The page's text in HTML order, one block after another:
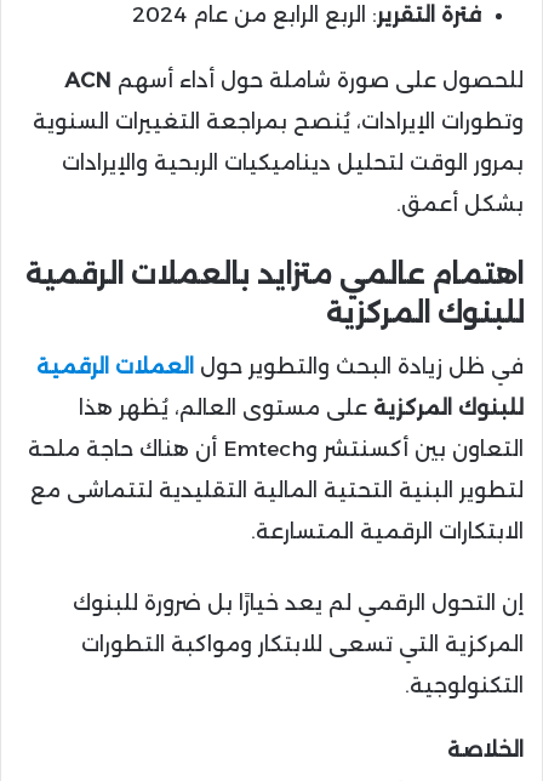
فترة التقرير: الربع الرابع من عام 2024
للحصول على صورة شاملة حول أداء أسهم ACN
وتطورات الإيرادات، يُنصح بمراجعة التغييرات السنوية
بمرور الوقت لتحليل ديناميكيات الربحية والإيرادات
بشكل أعمق.
اهتمام عالمي متزايد بالعملات الرقمية
للبنوك المركزية
في ظل زيادة البحث والتطوير حول العملات الرقمية
للبنوك المركزية على مستوى العالم، يُظهر هذا
التعاون بين أكسنتشر وEmtech أن هناك حاجة ملحة
لتطوير البنية التحتية المالية التقليدية لتتماشى مع
الابتكارات الرقمية المتسارعة.
إن التحول الرقمي لم يعد خيارًا بل ضرورة للبنوك
المركزية التي تسعى للابتكار ومواكبة التطورات
التكنولوجية.
الخلاصة